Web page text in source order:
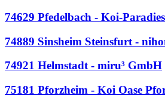
74629 Pfedelbach - Koi-
74889 Sinsheim Steinsfurt -
74921 Helmstadt - miru³ GmbH
75181 Pforzheim - Koi Oase